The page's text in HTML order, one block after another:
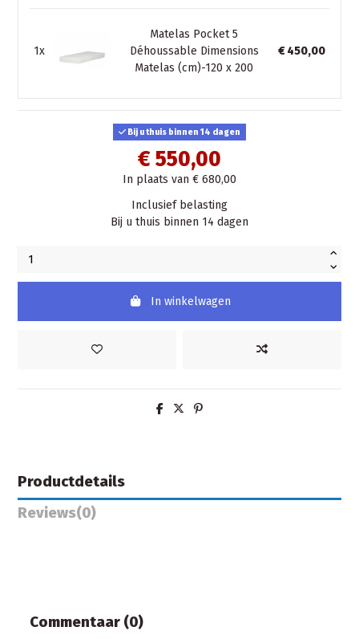
1x
Matelas Pocket 5
Déhoussable Dimensions
Matelas (cm)-120 x 200
€ 450,00
Bij u thuis binnen 14 dagen
€ 550,00
In plaats van € 680,00
Inclusief belasting
Bij u thuis binnen 14 dagen
In winkelwagen
Productdetails
Reviews(0)
Commentaar (0)